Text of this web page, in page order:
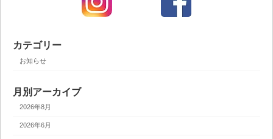
カテゴリー
お知らせ
月別アーカイブ
2026年8月
2026年6月